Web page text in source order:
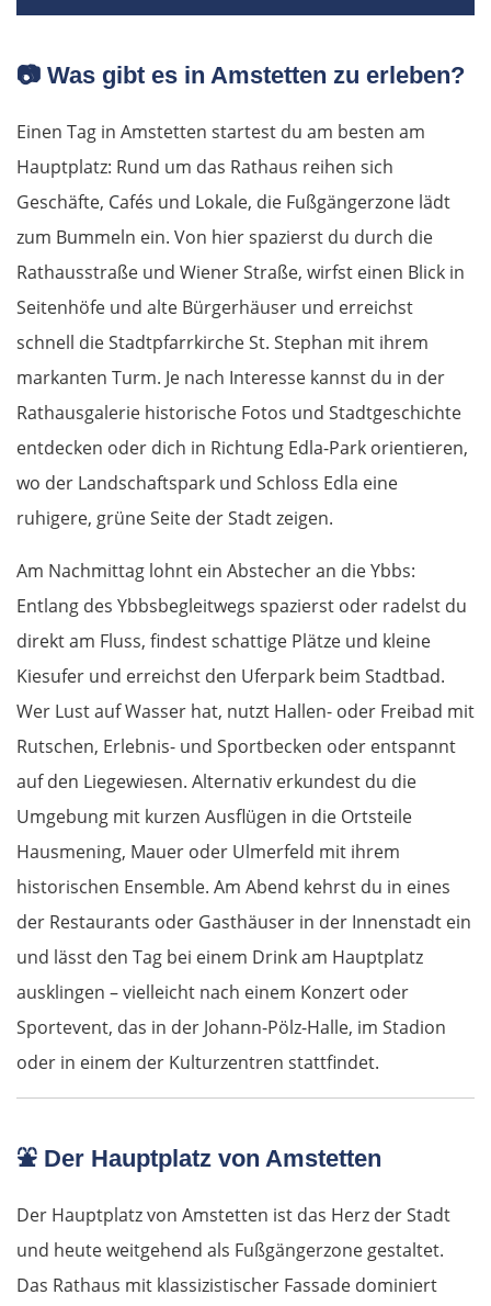
📷 Was gibt es in Amstetten zu erleben?
Einen Tag in Amstetten startest du am besten am
Hauptplatz: Rund um das Rathaus reihen sich
Geschäfte, Cafés und Lokale, die Fußgängerzone lädt
zum Bummeln ein. Von hier spazierst du durch die
Rathausstraße und Wiener Straße, wirfst einen Blick in
Seitenhöfe und alte Bürgerhäuser und erreichst
schnell die Stadtpfarrkirche St. Stephan mit ihrem
markanten Turm. Je nach Interesse kannst du in der
Rathausgalerie historische Fotos und Stadtgeschichte
entdecken oder dich in Richtung Edla-Park orientieren,
wo der Landschaftspark und Schloss Edla eine
ruhigere, grüne Seite der Stadt zeigen.
Am Nachmittag lohnt ein Abstecher an die Ybbs:
Entlang des Ybbsbegleitwegs spazierst oder radelst du
direkt am Fluss, findest schattige Plätze und kleine
Kiesufer und erreichst den Uferpark beim Stadtbad.
Wer Lust auf Wasser hat, nutzt Hallen- oder Freibad mit
Rutschen, Erlebnis- und Sportbecken oder entspannt
auf den Liegewiesen. Alternativ erkundest du die
Umgebung mit kurzen Ausflügen in die Ortsteile
Hausmening, Mauer oder Ulmerfeld mit ihrem
historischen Ensemble. Am Abend kehrst du in eines
der Restaurants oder Gasthäuser in der Innenstadt ein
und lässt den Tag bei einem Drink am Hauptplatz
ausklingen – vielleicht nach einem Konzert oder
Sportevent, das in der Johann-Pölz-Halle, im Stadion
oder in einem der Kulturzentren stattfindet.
⛲ Der Hauptplatz von Amstetten
Der Hauptplatz von Amstetten ist das Herz der Stadt
und heute weitgehend als Fußgängerzone gestaltet.
Das Rathaus mit klassizistischer Fassade dominiert